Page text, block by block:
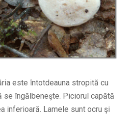
este întotdeauna stropită cu
se îngălbeneşte. Piciorul capătă
inferioară. Lamele sunt ocru şi